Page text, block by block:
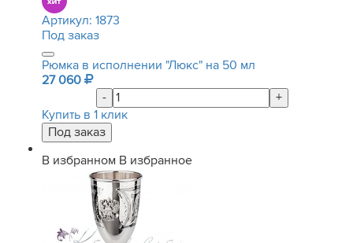
Артикул: 1873
Под заказ
Рюмка в исполнении "Люкс" на 50 мл
27 060
-
+
Купить в 1 клик
В избранном В избранное